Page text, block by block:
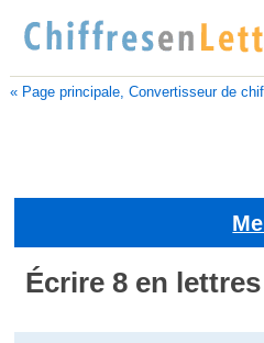
« Page principale, Convertisseur de
Écrire 8 en